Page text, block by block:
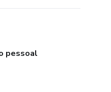
pessoal